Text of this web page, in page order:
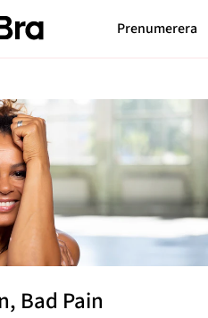
Prenumerera
Meny
Arkiv
Kontakt
Bad Pain